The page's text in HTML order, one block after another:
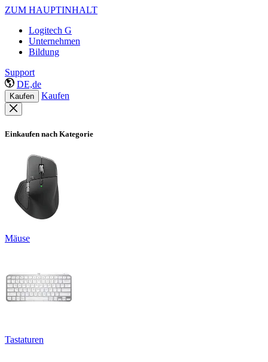
ZUM HAUPTINHALT
Logitech G
Unternehmen
Bildung
Support
DE,de
Kaufen Kaufen
Einkaufen nach Kategorie
Mäuse
Tastaturen